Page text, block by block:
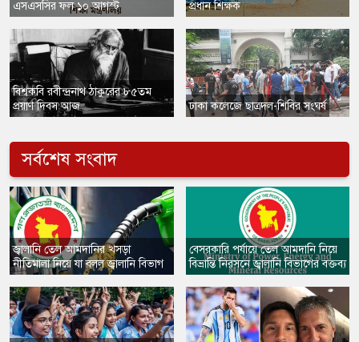
এসএসসির ফল ১০ আগস্ট
​বিশ্বকবি রবীন্দ্রনাথ ঠাকুরের ৮৫তম
প্রয়াণ দিবস আজ
প্রধান শিক্ষক
ঢাকা কলেজে ছাত্রদল-শিবির সংঘর্ষ
সর্বশেষ সংবাদ
জ্বালানি তেল আমদানির খসড়া
নীতিমালা নিয়ে যা বলল জ্বালানি বিভাগ
বেসরকারি পর্যায়ে তেল আমদানি নিয়ে
বিভ্রান্তি নিরসনে জ্বালানি বিভাগের বক্তব্য